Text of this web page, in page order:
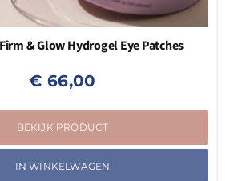
& Glow Hydrogel Eye Patches
€ 66,00
BEKIJK PRODUCT
IN WINKELWAGEN